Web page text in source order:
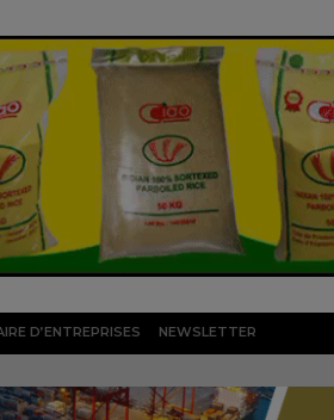
D’ENTREPRISES NEWSLETTER